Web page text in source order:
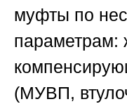
муфты по
параметрам:
(МУВП,